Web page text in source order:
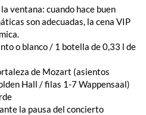
ventana: cuando hace buen
son adecuadas, la cena VIP
o blanco / 1 botella de 0,33 l de
de Mozart (asientos
Hall / filas 1-7 Wappensaal)
la pausa del concierto